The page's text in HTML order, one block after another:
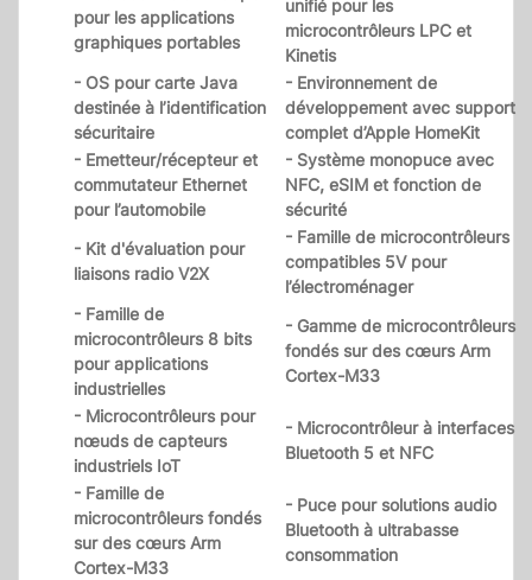
pour les applications
graphiques portables
unifié pour les
microcontrôleurs LPC et
Kinetis
- OS pour carte Java
destinée à l’identification
sécuritaire
- Environnement de
développement avec support
complet d’Apple HomeKit
- Emetteur/récepteur et
commutateur Ethernet
pour l’automobile
- Système monopuce avec
NFC, eSIM et fonction de
sécurité
- Kit d'évaluation pour
liaisons radio V2X
- Famille de microcontrôleurs
compatibles 5V pour
l’électroménager
- Famille de
microcontrôleurs 8 bits
pour applications
industrielles
- Gamme de microcontrôleurs
fondés sur des cœurs Arm
Cortex-M33
- Microcontrôleurs pour
nœuds de capteurs
industriels IoT
- Microcontrôleur à interfaces
Bluetooth 5 et NFC
- Famille de
microcontrôleurs fondés
sur des cœurs Arm
Cortex-M33
- Puce pour solutions audio
Bluetooth à ultrabasse
consommation